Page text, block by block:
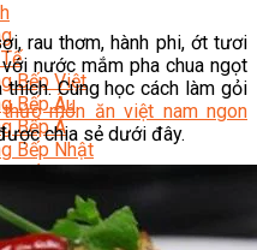
Bếp Việt
Bếp Âu
Bếp Á
Bếp Nhật
Bếp Hoa
rau thơm, hành phi, ớt tươi
nước mắm pha chua ngọt
Cùng học cách làm gỏi
món ăn việt nam ngon
chia sẻ dưới đây.